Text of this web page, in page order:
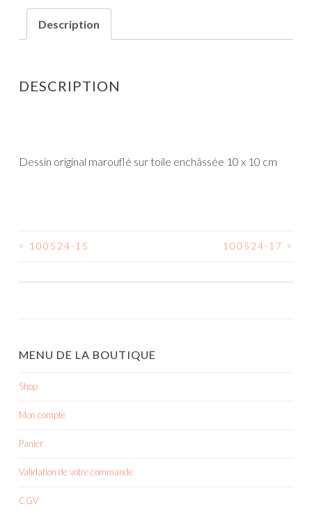
Description
DESCRIPTION
Dessin original marouflé sur toile enchâssée 10 x 10 cm
NAVIGATION
< 100524-15 100524-17 >
MENU DE LA BOUTIQUE
Shop
Mon compte
Panier
Validation de votre commande
CGV